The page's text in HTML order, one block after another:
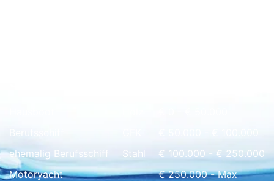
ehemalig Berufsschiff
Motoryacht
Stahl
€ 100.000 - € 250.000
€ 250.000 - Max